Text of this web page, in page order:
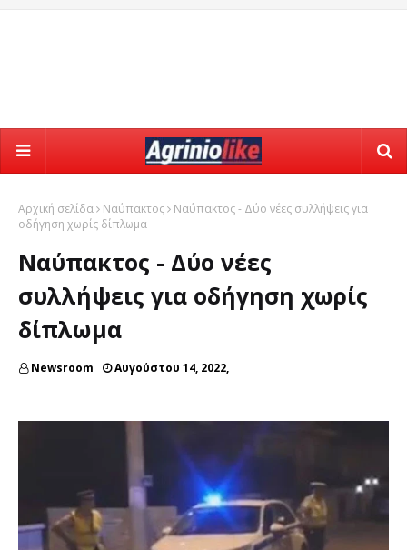
Αρχική σελίδα Ναύπακτος
Ναύπακτος - Δύο νέες συλλήψεις για
οδήγηση χωρίς δίπλωμα
Ναύπακτος - Δύο νέες
συλλήψεις για οδήγηση χωρίς
δίπλωμα
Newsroom Αυγούστου 14, 2022,